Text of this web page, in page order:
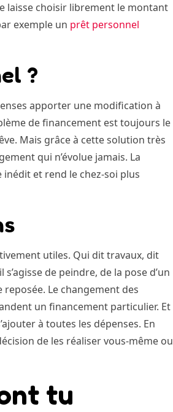
laisse choisir librement le montant
exemple un prêt personnel
?
apporter une modification à
de financement est toujours le
Mais grâce à cette solution très
qui n’évolue jamais. La
et rend le chez-soi plus
utiles. Qui dit travaux, dit
de peindre, de la pose d’un
Le changement des
un financement particulier. Et
à toutes les dépenses. En
de les réaliser vous-même ou
tu